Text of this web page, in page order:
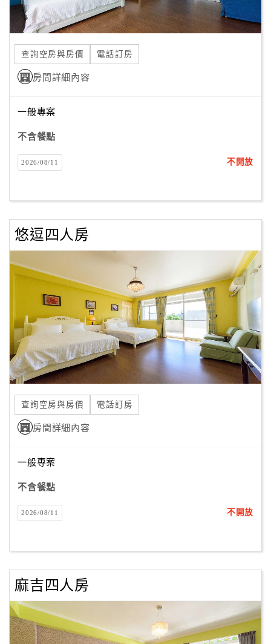
服
紅
利
查
訂
房
Q&A
旅
卡
房
款
收
據
合
作
提
案
店
作
商
合
作
查詢空房與房價 電話訂房
房間詳細內容
一般專案
不含餐點
2026/08/11 不開放
悠逗四人房
查詢空房與房價 電話訂房
房間詳細內容
一般專案
不含餐點
2026/08/11 不開放
麻吉四人房